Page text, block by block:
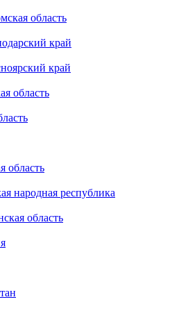
область
край
край
область
область
народная республика
область